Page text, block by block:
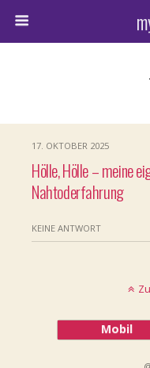
17. OKTOBER 2025
Hölle, Hölle – meine
Nahtoderfahrung
KEINE ANTWORT
Mobil